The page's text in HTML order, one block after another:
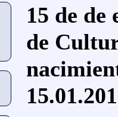
Usted está aquí
15 de de
de